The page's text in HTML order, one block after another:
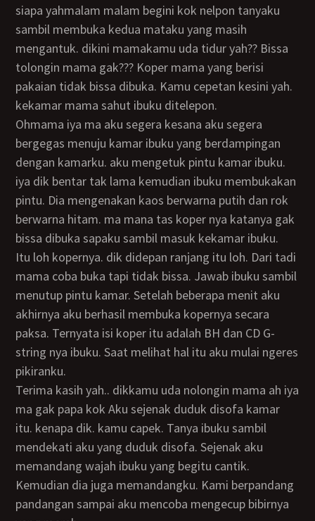
siapa yahmalam malam begini kok nelpon tanyaku
sambil membuka kedua mataku yang masih
mengantuk. dikini mamakamu uda tidur yah?? Bissa
tolongin mama gak??? Koper mama yang berisi
pakaian tidak bissa dibuka. Kamu cepetan kesini yah.
kekamar mama sahut ibuku ditelepon.
ohmama iya ma aku segera kesana aku segera
bergegas menuju kamar ibuku yang berdampingan
dengan kamarku. aku mengetuk pintu kamar ibuku.
iya dik bentar tak lama kemudian ibuku membukakan
pintu. Dia mengenakan kaos berwarna putih dan rok
berwarna hitam. ma mana tas koper nya katanya gak
bissa dibuka sapaku sambil masuk kekamar ibuku.
itu loh kopernya. dik didepan ranjang itu loh. Dari tadi
mama coba buka tapi tidak bissa. Jawab ibuku sambil
menutup pintu kamar. Setelah beberapa menit aku
akhirnya aku berhasil membuka kopernya secara
paksa. Ternyata isi koper itu adalah BH dan CD G-
string nya ibuku. Saat melihat hal itu aku mulai ngeres
pikiranku.
terima kasih yah.. dikkamu uda nolongin mama ah iya
ma gak papa kok Aku sejenak duduk disofa kamar
itu. kenapa dik. kamu capek. Tanya ibuku sambil
mendekati aku yang duduk disofa. Sejenak aku
memandang wajah ibuku yang begitu cantik.
Kemudian dia juga memandangku. Kami berpandang
pandangan sampai aku mencoba mengecup bibirnya